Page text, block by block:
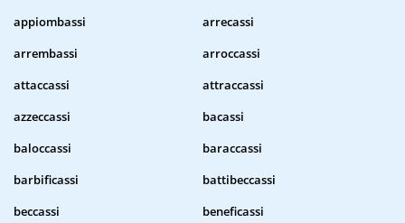
appiombassi
arrecassi
arrembassi
arroccassi
attaccassi
attraccassi
azzeccassi
bacassi
baloccassi
baraccassi
barbificassi
battibeccassi
beccassi
beneficassi